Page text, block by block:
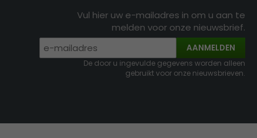
Vul hier uw e-mailadres in om u aan te
melden voor onze nieuwsbrief.
AANMELDEN
De door u ingevulde gegevens worden alleen
gebruikt voor onze nieuwsbrieven.